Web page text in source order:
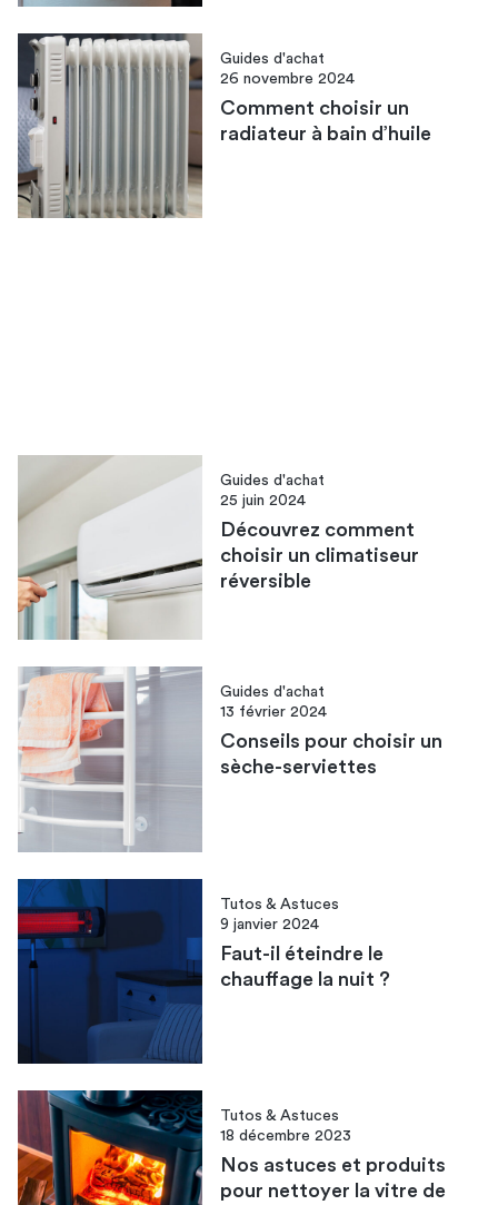
Guides d'achat
26 novembre 2024
Comment choisir un
radiateur à bain d’huile
Guides d'achat
25 juin 2024
Découvrez comment
choisir un climatiseur
réversible
Guides d'achat
13 février 2024
Conseils pour choisir un
sèche-serviettes
Tutos & Astuces
9 janvier 2024
Faut-il éteindre le
chauffage la nuit ?
Tutos & Astuces
18 décembre 2023
Nos astuces et produits
pour nettoyer la vitre de